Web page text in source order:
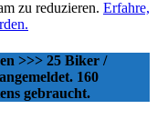
zu reduzieren. Erfahre,
>>> 25 Biker /
160
gebraucht.